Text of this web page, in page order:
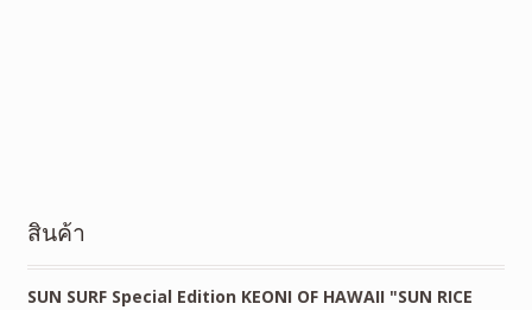
สินค้า
SUN SURF Special Edition KEONI OF HAWAII "SUN RICE